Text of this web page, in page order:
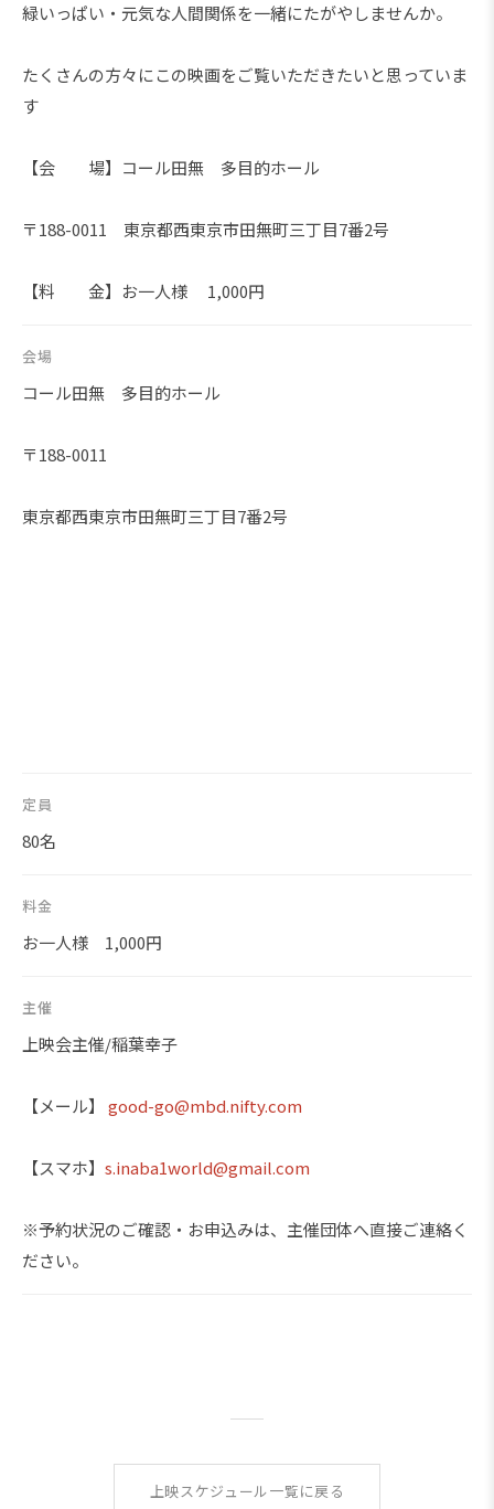
緑いっぱい・元気な人間関係を一緒にたがやしませんか。
たくさんの方々にこの映画をご覧いただきたいと思っていま
す
【会 場】コール田無 多目的ホール
〒188-0011 東京都西東京市田無町三丁目7番2号
【料 金】お一人様 1,000円
会場
コール田無 多目的ホール
〒188-0011
東京都西東京市田無町三丁目7番2号
定員
80名
料金
お一人様 1,000円
主催
上映会主催/稲葉幸子
【メール】 good-go@mbd.nifty.com
【スマホ】 s.inaba1world@gmail.com
※予約状況のご確認・お申込みは、主催団体へ直接ご連絡く
ださい。
上映スケジュール一覧に戻る